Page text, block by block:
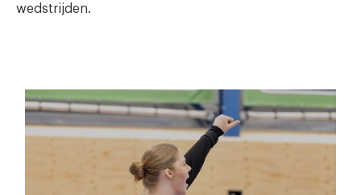
wedstrijden.